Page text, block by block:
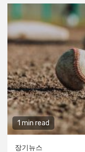
1 min read
장기뉴스